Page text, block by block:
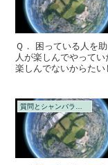
Ｑ． 困っている人を
人が楽しんでやって
楽しんでないからた